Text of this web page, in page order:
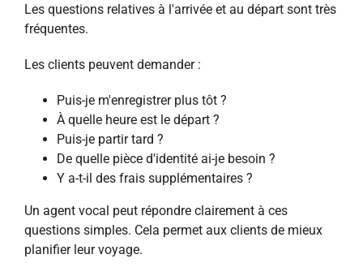
Les questions relatives à l'arrivée et au départ sont très
fréquentes.
Les clients peuvent demander :
Puis-je m'enregistrer plus tôt ?
À quelle heure est le départ ?
Puis-je partir tard ?
De quelle pièce d'identité ai-je besoin ?
Y a-t-il des frais supplémentaires ?
Un agent vocal peut répondre clairement à ces
questions simples. Cela permet aux clients de mieux
planifier leur voyage.